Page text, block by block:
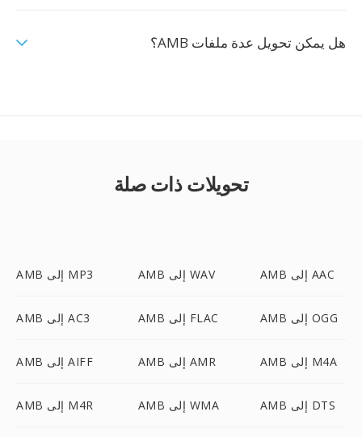
هل يمكن تحويل عدة ملفات AMB؟
تحويلات ذات صلة
AMB إلى MP3 AMB إلى WAV AMB إلى AAC
AMB إلى AC3 AMB إلى FLAC AMB إلى OGG
AMB إلى AIFF AMB إلى AMR AMB إلى M4A
AMB إلى M4R AMB إلى WMA AMB إلى DTS